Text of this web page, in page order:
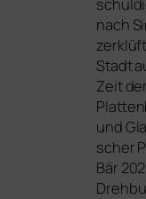
nach
Stadt
Zeit
und
scher
Bär